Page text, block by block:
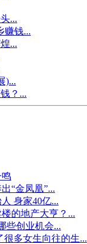
...
赚钱...
...
)...
？...
鸣
“金凤凰”...
身家40亿...
的地产大亨？...
些创业机会...
很多女生向往的生...